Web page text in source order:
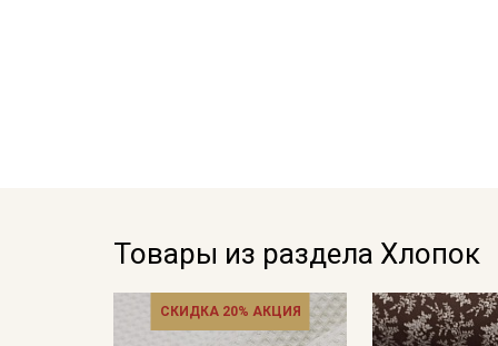
Товары из раздела Хлопок
СКИДКА 20% АКЦИЯ